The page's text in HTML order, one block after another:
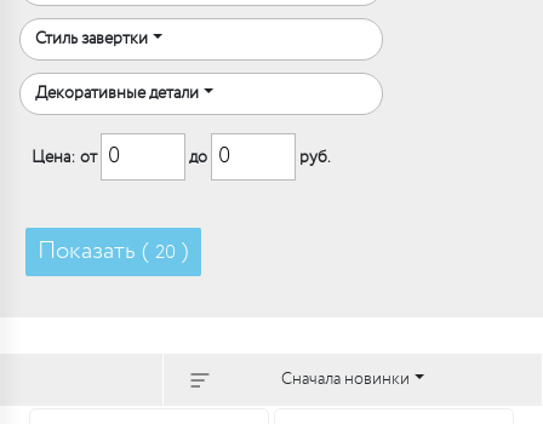
Стиль завертки
Декоративные детали
Цена: от до руб.
Показать ( 20 )
Сначала новинки